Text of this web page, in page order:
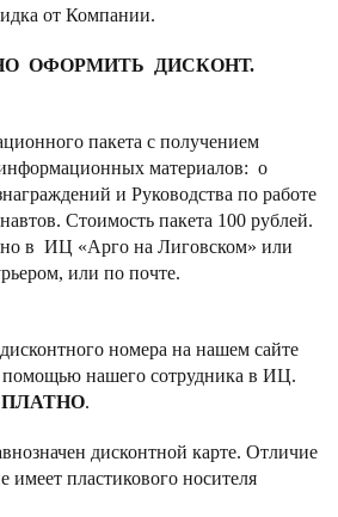
от Компании.
ОФОРМИТЬ ДИСКОНТ.
пакета с получением
материалов: о
и Руководства по работе
Стоимость пакета 100 рублей.
в ИЦ «Арго на Лиговском» или
или по почте.
номера на нашем сайте
помощью нашего сотрудника в ИЦ.
.
дисконтной карте. Отличие
имеет пластикового носителя